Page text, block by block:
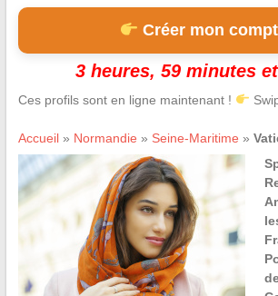
Créer mon
3 heures, 59 minutes
Ces profils sont en ligne maintenant !
Accueil» Normandie » Seine-Maritime »